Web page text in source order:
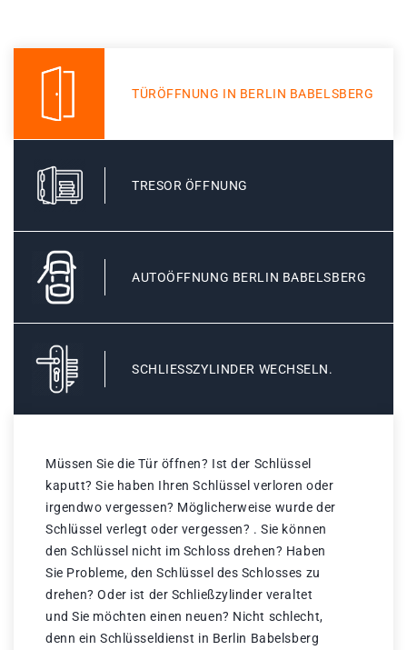
TÜRÖFFNUNG IN BERLIN BABELSBERG
TRESOR ÖFFNUNG
AUTOÖFFNUNG BERLIN BABELSBERG
SCHLIESSZYLINDER WECHSELN.
Müssen Sie die Tür öffnen? Ist der Schlüssel
kaputt? Sie haben Ihren Schlüssel verloren oder
irgendwo vergessen? Möglicherweise wurde der
Schlüssel verlegt oder vergessen? . Sie können
den Schlüssel nicht im Schloss drehen? Haben
Sie Probleme, den Schlüssel des Schlosses zu
drehen? Oder ist der Schließzylinder veraltet
und Sie möchten einen neuen? Nicht schlecht,
denn ein Schlüsseldienst in Berlin Babelsberg